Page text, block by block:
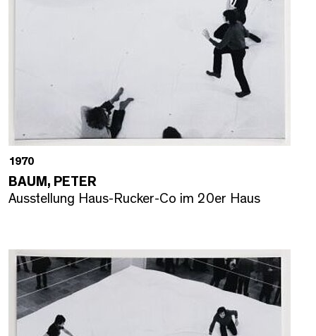
1970
BAUM, PETER
Ausstellung Haus-Rucker-Co im 20er Haus